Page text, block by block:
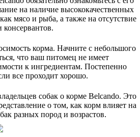
на наличие высококачественных
мясо и рыба, а также на отсутствие
консервантов.
корма. Начните с небольшого
что ваш питомец не имеет
к ингредиентам. Постепенно
все проходит хорошо.
собак о корме Belcando. Это
о том, как корм влияет на
разных пород и возрастов.